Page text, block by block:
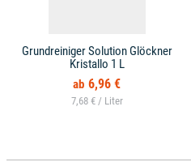
Grundreiniger Solution Glöckner
Kristallo 1 L
6,96 €
7,68 € /